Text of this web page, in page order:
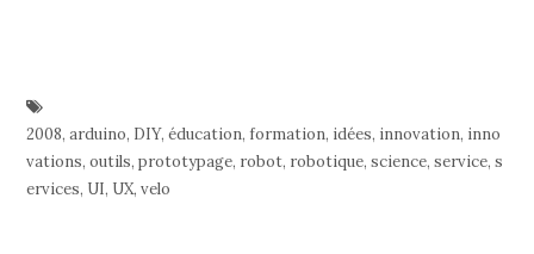
2008,arduino, DIY,éducation,formation, idées, innovation, inno
vations,outils,prototypage, robot, robotique,science,service,s
ervices, UI, UX,velo